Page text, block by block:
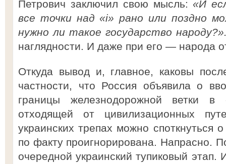
Петрович заключил свою мысль:«И
все точки над «i» рано или поздно
нужно ли такое государство
наглядности. И даже при его — народа
Откуда вывод и, главное, каковы
частности, что Россия объявила о
границы железнодорожной ветки в
отходящей от цивилизационных
украинских трепах можно споткнуться
по факту проигнорирована. Напрасно.
очередной украинский тупиковый